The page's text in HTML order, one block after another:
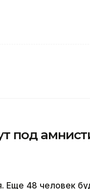
под
Еще 48 человек